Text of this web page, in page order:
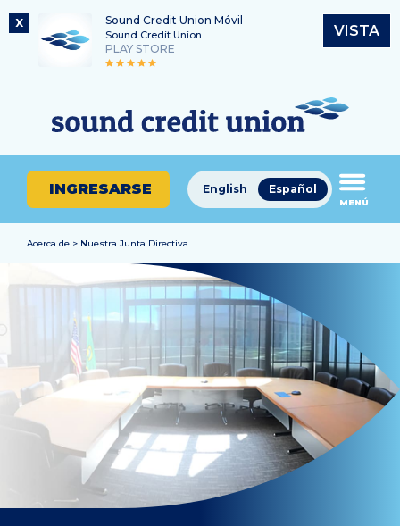
X Sound Credit Union Móvil
Sound Credit Union
PLAY STORE
VISTA
contenido
sesión
banca
en
línea
Número de ruta
325183220
¿En
qué
podemos
ayudarle
a
encontrar?
Español
English
INGRESARSE
MENÚ
Acerca de > Nuestra Junta Directiva